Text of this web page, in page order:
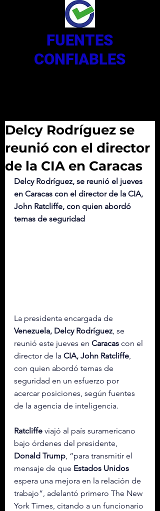
FUENTES
CONFIABLES
Delcy Rodríguez se
reunió con el director
de la CIA en Caracas
Delcy Rodríguez, se reunió el jueves
en Caracas con el director de la CIA,
John Ratcliffe, con quien abordó
temas de seguridad
La presidenta encargada de
Venezuela, Delcy Rodríguez , se
reunió este jueves en Caracas con el
director de la CIA, John Ratcliffe
con quien abordó temas de
seguridad en un esfuerzo por
acercar posiciones, según fuentes
de la agencia de inteligencia.
Ratcliffe viajó al país suramericano
bajo órdenes del presidente,
Donald Trump , “para transmitir el
mensaje de que Estados Unidos
espera una mejora en la relación de
trabajo”, adelantó primero The New
York Times, citando a un funcionario